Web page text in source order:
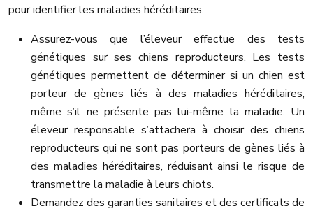
pour identifier les maladies héréditaires.
Assurez-vous que l’éleveur effectue des tests
génétiques sur ses chiens reproducteurs. Les tests
génétiques permettent de déterminer si un chien est
porteur de gènes liés à des maladies héréditaires,
même s’il ne présente pas lui-même la maladie. Un
éleveur responsable s’attachera à choisir des chiens
reproducteurs qui ne sont pas porteurs de gènes liés à
des maladies héréditaires, réduisant ainsi le risque de
transmettre la maladie à leurs chiots.
Demandez des garanties sanitaires et des certificats de